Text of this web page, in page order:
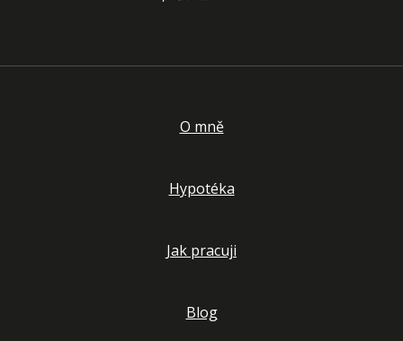
O mně
Hypotéka
Jak pracuji
Blog